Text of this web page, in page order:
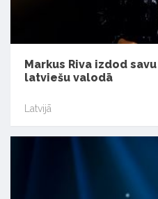
Markus Riva izdod
latviešu valodā
Latvijā